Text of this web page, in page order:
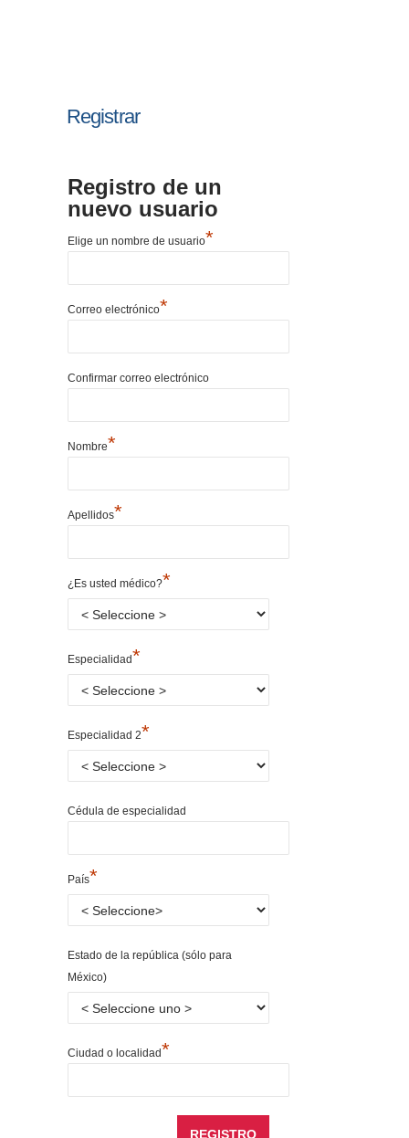
Registrar
Registro de un
nuevo usuario
Elige un nombre de usuario*
Correo electrónico*
Confirmar correo electrónico
Nombre*
Apellidos*
¿Es usted médico?*
Especialidad*
Especialidad 2*
Cédula de especialidad
País*
Estado de la república (sólo para
México)
Ciudad o localidad*